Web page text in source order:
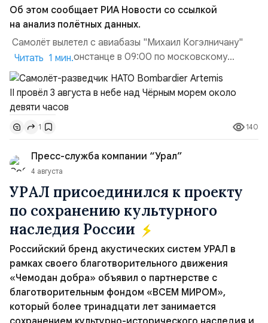
Об этом сообщает РИА Новости со ссылкой
на анализ полётных данных.
Самолёт вылетел с авиабазы "Михаил Когэлничану"
в румынской Констанце в 09:00 по московскому
времени и направился по прямой к турецко-грузинской
границе. На базу самолёт вернулся после 18 часов,
совершив три облёта примерно по одной
траектории.Не исключено, что Artemis II участвовал в
наведени...
Читать 1 мин.
1 140
Пресс-служба компании “Урал”
4 августа
УРАЛ присоединился к проекту
по сохранению культурного
наследия России
Российский бренд акустических систем УРАЛ в
рамках своего благотворительного движения
«Чемодан добра» объявил о партнерстве с
благотворительным фондом «ВСЕМ МИРОМ»,
который более тринадцати лет занимается